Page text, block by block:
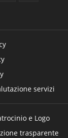
servizi
e Logo
trasparente